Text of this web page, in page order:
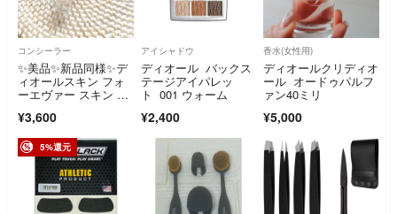
コンシーラー
✨️美品✨️新品同様✨️デ
ィオールスキン フォ
ーエヴァー スキン コ
ー 0Nニュートラル
¥3,600
アイシャドウ
ディオール バックス
テージアイパレッ
ト 001 ウォーム
¥2,400
香水(女性用)
ディオールクリディオ
ール オードゥパルフ
ァン40ミリ
¥5,000
5%還元